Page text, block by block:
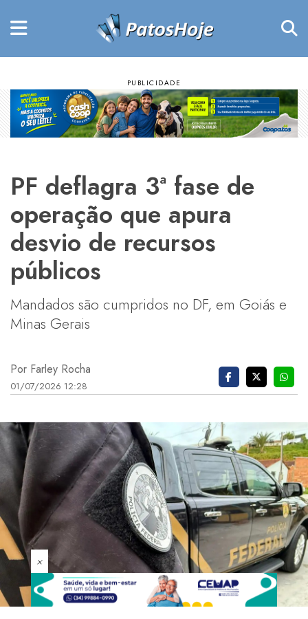
PF deflagra 3ª fase de
operação que apura
desvio de recursos
públicos
Mandados são cumpridos no DF, em Goiás e
Minas Gerais
Por Farley Rocha
01/07/2026 12:28
×